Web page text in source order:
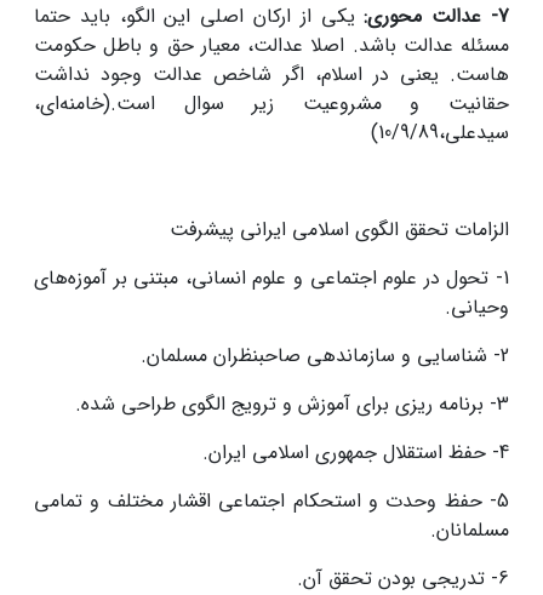
7- عدالت محوری:
یکی از ارکان اصلی این الگو، باید حتما
مسئله عدالت باشد. اصلا عدالت، معیار حق و باطل حکومت
هاست. یعنی در اسلام، اگر شاخص عدالت وجود نداشت
حقانیت و مشروعیت زیر سوال است.(خامنه‌ای،
سیدعلی،10/9/89)
الزامات تحقق الگوی اسلامی ایرانی پیشرفت
1- تحول در علوم اجتماعی و علوم انسانی، مبتنی بر آموزه‌های
وحیانی.
2- شناسایی و سازماندهی صاحبنظران مسلمان.
3- برنامه ریزی برای آموزش و ترویج الگوی طراحی شده.
4- حفظ استقلال جمهوری اسلامی ایران.
5- حفظ وحدت و استحکام اجتماعی اقشار مختلف و تمامی
مسلمانان.
6- تدریجی بودن تحقق آن.